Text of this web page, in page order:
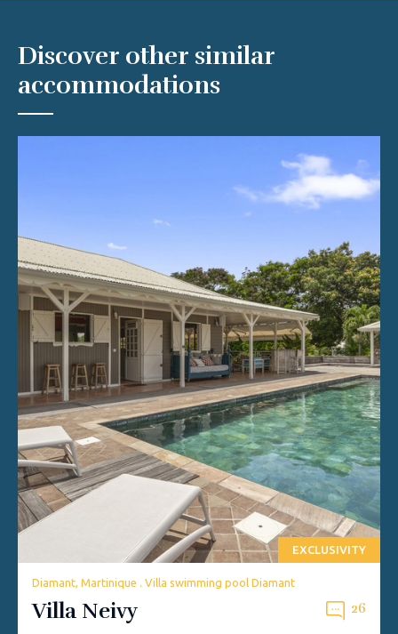
Discover other similar
accommodations
EXCLUSIVITY
Diamant, Martinique . Villa swimming pool Diamant
Villa Neivy 26